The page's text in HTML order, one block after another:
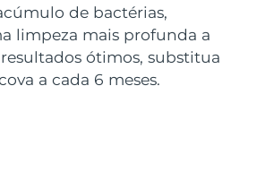
de bactérias,
limpeza mais profunda a
ótimos, substitua
a cada 6 meses.